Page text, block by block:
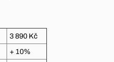
3 890 Kč
+ 10%